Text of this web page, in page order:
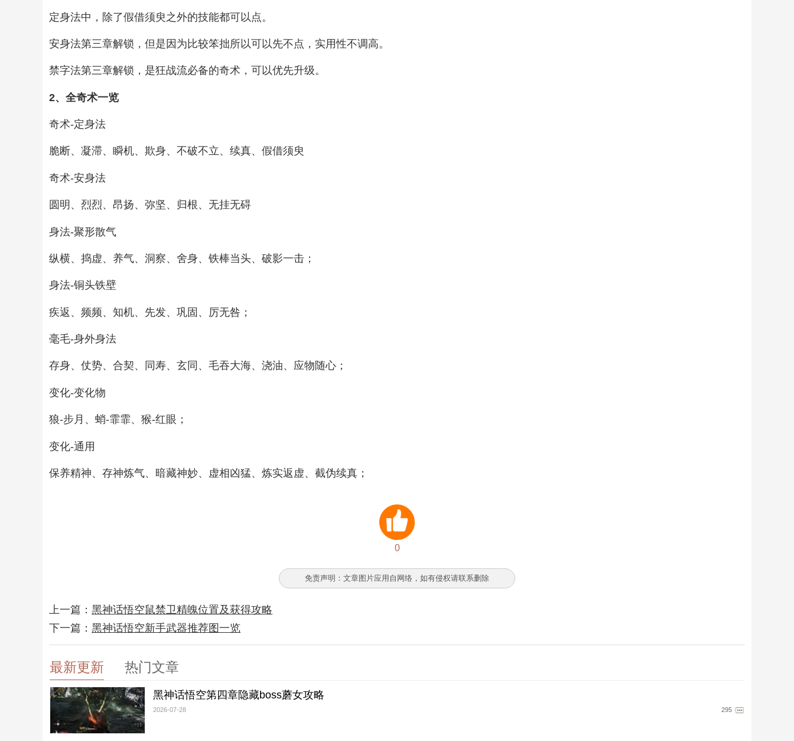
定身法中，除了假借须臾之外的技能都可以点。
安身法第三章解锁，但是因为比较笨拙所以可以先不点，实用性不调高。
禁字法第三章解锁，是狂战流必备的奇术，可以优先升级。
2、全奇术一览
奇术-定身法
脆断、凝滞、瞬机、欺身、不破不立、续真、假借须臾
奇术-安身法
圆明、烈烈、昂扬、弥坚、归根、无挂无碍
身法-聚形散气
纵横、捣虚、养气、洞察、舍身、铁棒当头、破影一击；
身法-铜头铁壁
疾返、频频、知机、先发、巩固、厉无咎；
毫毛-身外身法
存身、仗势、合契、同寿、玄同、毛吞大海、浇油、应物随心；
变化-变化物
狼-步月、蛸-霏霏、猴-红眼；
变化-通用
保养精神、存神炼气、暗藏神妙、虚相凶猛、炼实返虚、截伪续真；
0
免责声明：文章图片应用自网络，如有侵权请联系删除
上一篇：黑神话悟空鼠禁卫精魄位置及获得攻略
下一篇：黑神话悟空新手武器推荐图一览
最新更新 热门文章
黑神话悟空第四章隐藏boss蘑女攻略
2026-07-28 295